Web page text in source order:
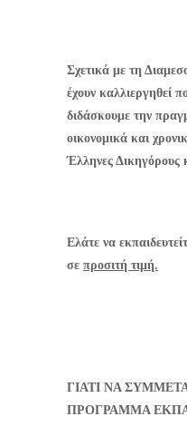
Σχετικά με τη
έχουν καλλιεργηθεί
διδάσκουμε την
οικονομικά και
Έλληνες Δικηγόρους
Ελάτε να
σε προσιτή τιμή.
ΓΙΑΤΙ ΝΑ
ΠΡΟΓΡΑΜΜΑ